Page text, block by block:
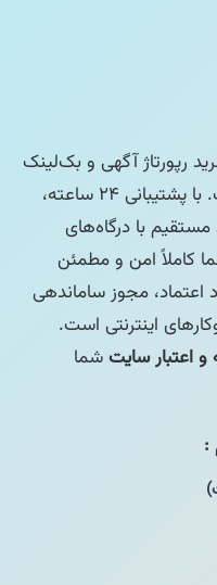
رپورتاژ آگهی و بک‌لینک
از معتبرترین سایت‌های ایرانی است. با پشتیبانی ۲۴ ساعته،
مستقیم با درگاه‌های
کاملاً امن و مطمئن
اعتماد، مجوز ساماندهی
اینترنتی است.
و اعتبار سایتشما